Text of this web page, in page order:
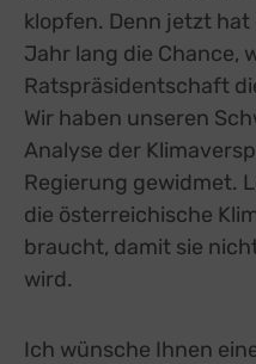
klopfen. Denn jetzt
Jahr lang die Chance,
Ratspräsidentschaft
Wir haben unseren
Analyse der
Regierung gewidmet.
die österreichische
braucht, damit sie
wird.
Ich wünsche Ihnen